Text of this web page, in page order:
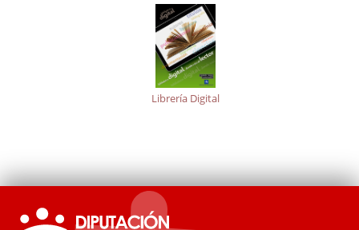
Librería Digital